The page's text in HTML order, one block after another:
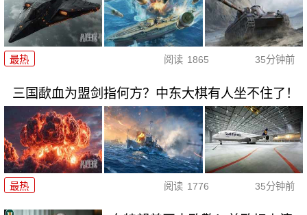
最热 阅读 1865 35分钟前
三国歃血为盟剑指何方？中东大棋有人坐不住了！
最热 阅读 1776 35分钟前